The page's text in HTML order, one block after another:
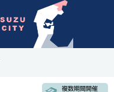
複数期間開催